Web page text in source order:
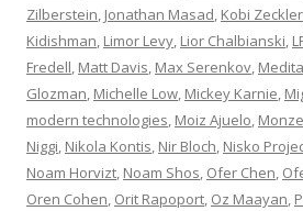
Zilberstein, Jonathan Masad, Kobi Zeckler
Kidishman, Limor Levy, Lior Chalbianski,
Fredell, Matt Davis, Max Serenkov,
Glozman, Michelle Low, Mickey Karnie,
modern technologies, Moiz Ajuelo,
Niggi, Nikola Kontis, Nir Bloch, Nisko
Noam Horvizt, Noam Shos, Ofer Chen,
Oren Cohen, Orit Rapoport, Oz Maayan,